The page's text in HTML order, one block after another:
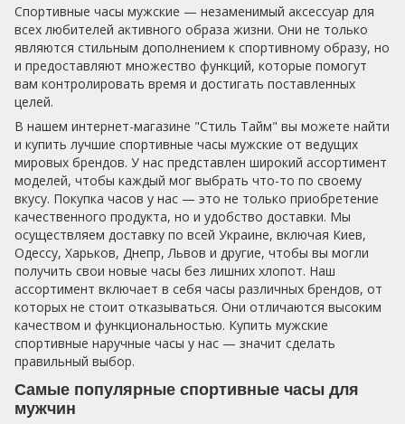
Спортивные часы мужские — незаменимый аксессуар для
всех любителей активного образа жизни. Они не только
являются стильным дополнением к спортивному образу, но
и предоставляют множество функций, которые помогут
вам контролировать время и достигать поставленных
целей.
В нашем интернет-магазине "Стиль Тайм" вы можете найти
и купить лучшие спортивные часы мужские от ведущих
мировых брендов. У нас представлен широкий ассортимент
моделей, чтобы каждый мог выбрать что-то по своему
вкусу. Покупка часов у нас — это не только приобретение
качественного продукта, но и удобство доставки. Мы
осуществляем доставку по всей Украине, включая Киев,
Одессу, Харьков, Днепр, Львов и другие, чтобы вы могли
получить свои новые часы без лишних хлопот. Наш
ассортимент включает в себя часы различных брендов, от
которых не стоит отказываться. Они отличаются высоким
качеством и функциональностью. Купить мужские
спортивные наручные часы у нас — значит сделать
правильный выбор.
Самые популярные спортивные часы для
мужчин